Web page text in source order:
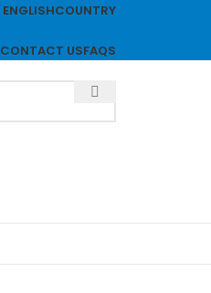
ENGLISHCOUNTRY
CONTACT USFAQS